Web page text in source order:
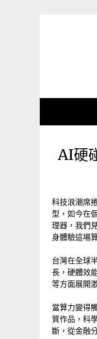
AI硬
科技浪潮席
型，如今在
理器，我們
身體驗這場
台灣在全球
長，硬體效
等方面展開
當算力變得
質作品，科
斷，從金融